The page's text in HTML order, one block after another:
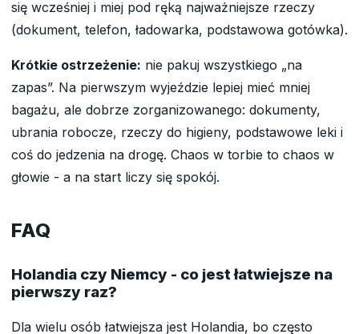
się wcześniej i miej pod ręką najważniejsze rzeczy
(dokument, telefon, ładowarka, podstawowa gotówka).
Krótkie ostrzeżenie: nie pakuj wszystkiego „na
zapas”. Na pierwszym wyjeździe lepiej mieć mniej
bagażu, ale dobrze zorganizowanego: dokumenty,
ubrania robocze, rzeczy do higieny, podstawowe leki i
coś do jedzenia na drogę. Chaos w torbie to chaos w
głowie - a na start liczy się spokój.
FAQ
Holandia czy Niemcy - co jest łatwiejsze na
pierwszy raz?
Dla wielu osób łatwiejsza jest Holandia, bo często